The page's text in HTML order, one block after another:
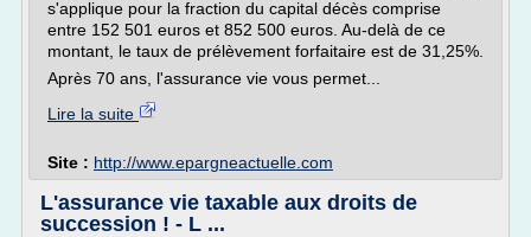
s'applique pour la fraction du capital décès comprise
entre 152 501 euros et 852 500 euros. Au-delà de ce
montant, le taux de prélèvement forfaitaire est de 31,25%.
Après 70 ans, l'assurance vie vous permet...
Lire la suite
Site : http://www.epargneactuelle.com
L'assurance vie taxable aux droits de
succession ! - L ...